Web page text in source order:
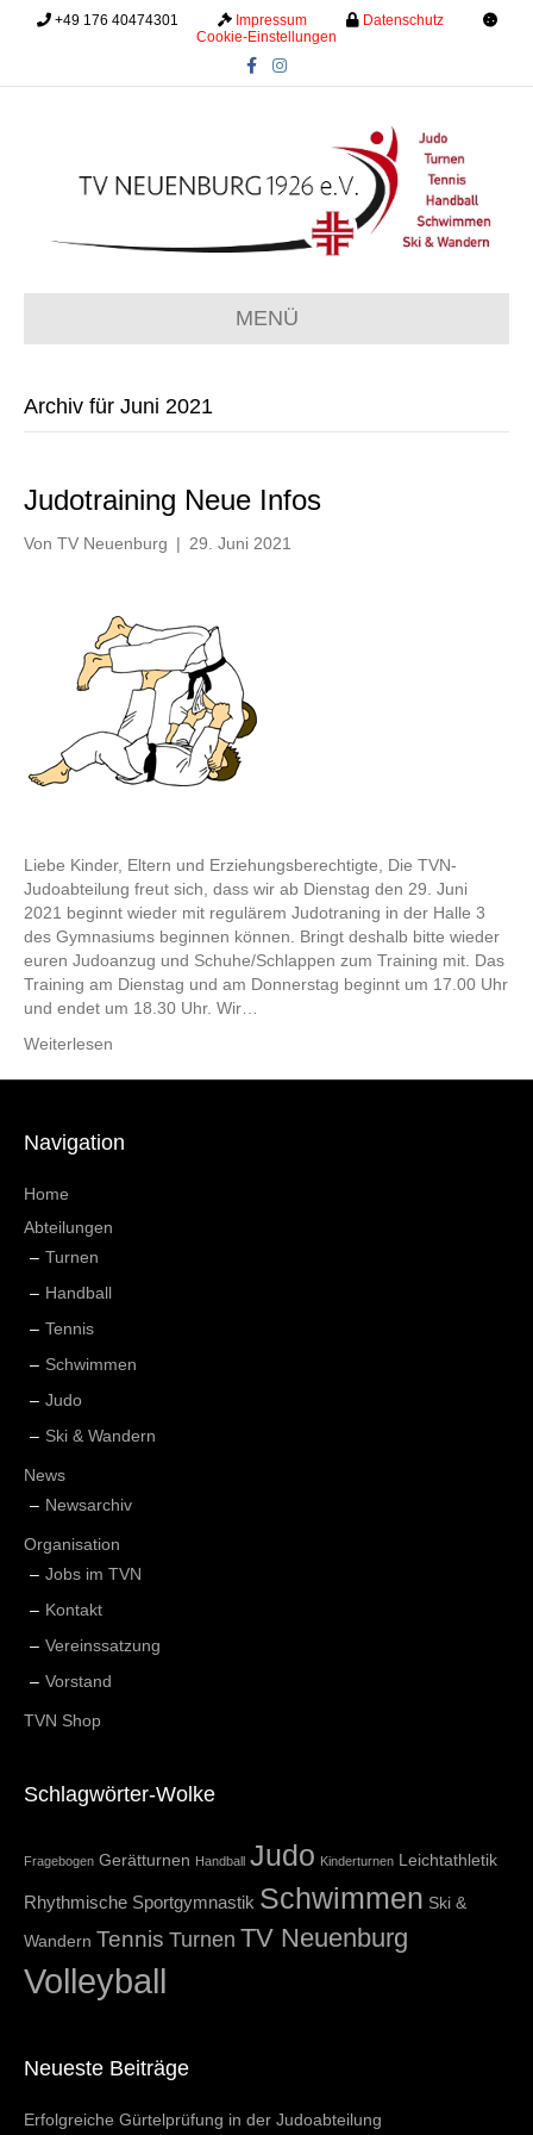
+49 176 40474301 Impressum Datenschutz
Cookie-Einstellungen
c
k
s
a
m
MENÜ
Archiv für Juni 2021
Judotraining Neue Infos
Von TV Neuenburg | 29. Juni 2021
Liebe Kinder, Eltern und Erziehungsberechtigte, Die TVN-
Judoabteilung freut sich, dass wir ab Dienstag den 29. Juni
2021 beginnt wieder mit regulärem Judotraning in der Halle 3
des Gymnasiums beginnen können. Bringt deshalb bitte wieder
euren Judoanzug und Schuhe/Schlappen zum Training mit. Das
Training am Dienstag und am Donnerstag beginnt um 17.00 Uhr
und endet um 18.30 Uhr. Wir…
Weiterlesen
Navigation
Home
Abteilungen
Turnen
Handball
Tennis
Schwimmen
Judo
Ski & Wandern
News
Newsarchiv
Organisation
Jobs im TVN
Kontakt
Vereinssatzung
Vorstand
TVN Shop
Schlagwörter-Wolke
Fragebogen Gerätturnen Handball Judo Kinderturnen Leichtathletik
Rhythmische Sportgymnastik Schwimmen Ski &
Wandern Tennis Turnen TV Neuenburg
Volleyball
Neueste Beiträge
Erfolgreiche Gürtelprüfung in der Judoabteilung